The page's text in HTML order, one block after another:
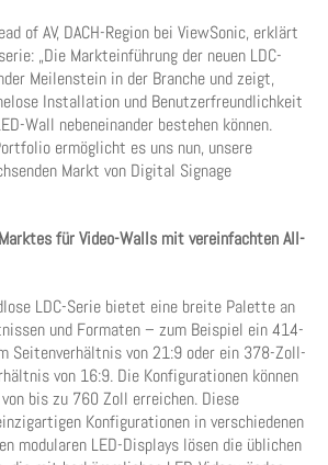
of AV, DACH-Region bei ViewSonic, erklärt
„Die Markteinführung der neuen LDC-
Meilenstein in der Branche und zeigt,
Installation und Benutzerfreundlichkeit
Wall nebeneinander bestehen können.
ermöglicht es uns nun, unsere
Markt von Digital Signage
für Video-Walls mit vereinfachten All-
LDC-Serie bietet eine breite Palette an
und Formaten – zum Beispiel ein 414-
Seitenverhältnis von 21:9 oder ein 378-Zoll-
von 16:9. Die Konfigurationen können
bis zu 760 Zoll erreichen. Diese
Konfigurationen in verschiedenen
modularen LED-Displays lösen die üblichen